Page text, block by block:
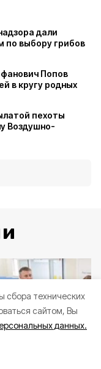
сбора технических
сайтом, Вы
данных.
дали
по выбору грибов
Попов
в кругу родных
пехоты
Воздушно-